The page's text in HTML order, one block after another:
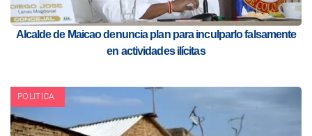
Alcalde de Maicao denuncia plan para inculparlo falsamente
en actividades ilícitas
POLITICA